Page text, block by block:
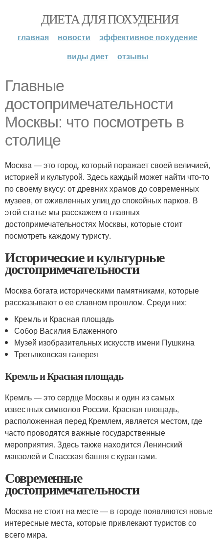
ДИЕТА ДЛЯ ПОХУДЕНИЯ
главная новости
эффективное похудение
виды диет
отзывы
Главные
достопримечательности
Москвы: что посмотреть в
столице
Москва — это город, который поражает своей величией,
историей и культурой. Здесь каждый может найти что-то
по своему вкусу: от древних храмов до современных
музеев, от оживленных улиц до спокойных парков. В
этой статье мы расскажем о главных
достопримечательностях Москвы, которые стоит
посмотреть каждому туристу.
Исторические и культурные
достопримечательности
Москва богата историческими памятниками, которые
рассказывают о ее славном прошлом. Среди них:
Кремль и Красная площадь
Собор Василия Блаженного
Музей изобразительных искусств имени Пушкина
Третьяковская галерея
Кремль и Красная площадь
Кремль — это сердце Москвы и один из самых
известных символов России. Красная площадь,
расположенная перед Кремлем, является местом, где
часто проводятся важные государственные
мероприятия. Здесь также находится Ленинский
мавзолей и Спасская башня с курантами.
Современные
достопримечательности
Москва не стоит на месте — в городе появляются новые
интересные места, которые привлекают туристов со
всего мира.